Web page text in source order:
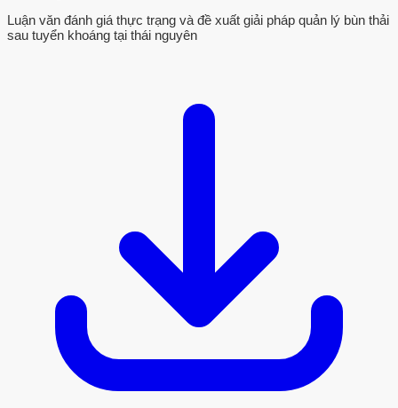
Luận văn đánh giá thực trạng và đề xuất giải pháp quản lý bùn thải
sau tuyển khoáng tại thái nguyên